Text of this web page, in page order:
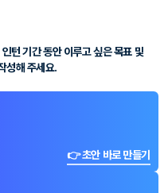
턴 기간 동안 이루고 싶은 목표 및
성해 주세요.
👉 초안 바로 만들기